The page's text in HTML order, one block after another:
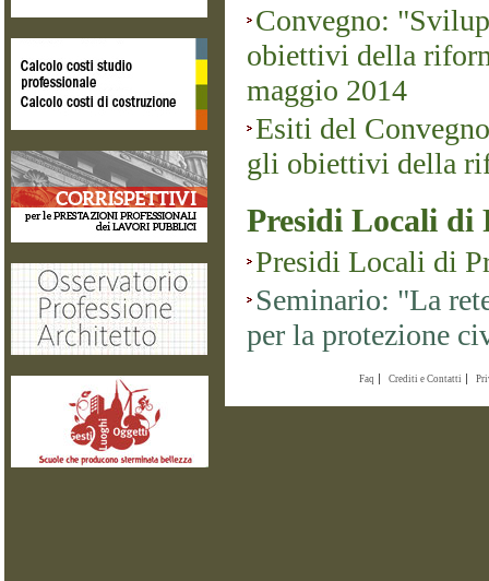
Convegno:
obiettivi della
maggio 2014
Esiti del
gli obiettivi della
Presidi Locali di
Presidi Locali di
Seminario: "La
per la protezione
Faq Crediti e Contatti